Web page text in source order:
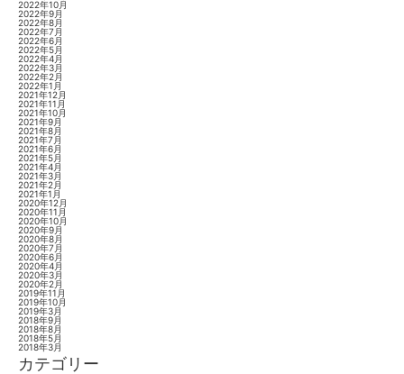
2022年10月
2022年9月
2022年8月
2022年7月
2022年6月
2022年5月
2022年4月
2022年3月
2022年2月
2022年1月
2021年12月
2021年11月
2021年10月
2021年9月
2021年8月
2021年7月
2021年6月
2021年5月
2021年4月
2021年3月
2021年2月
2021年1月
2020年12月
2020年11月
2020年10月
2020年9月
2020年8月
2020年7月
2020年6月
2020年4月
2020年3月
2020年2月
2019年11月
2019年10月
2019年3月
2018年9月
2018年8月
2018年5月
2018年3月
カテゴリー